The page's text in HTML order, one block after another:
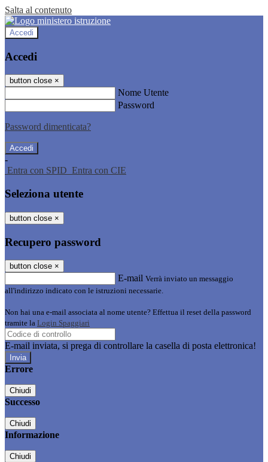
Salta al contenuto
Accedi
Accedi
button close ×
Nome Utente
Password
Password dimenticata?
-
Entra con SPID Entra con CIE
Seleziona utente
button close ×
Recupero password
button close ×
E-mail Verrà inviato un messaggio
all'indirizzo indicato con le istruzioni necessarie.
Non hai una e-mail associata al nome utente? Effettua il reset della password
tramite la Login Spaggiari
E-mail inviata, si prega di controllare la casella di posta elettronica!
Errore
Chiudi
Successo
Chiudi
Informazione
Chiudi